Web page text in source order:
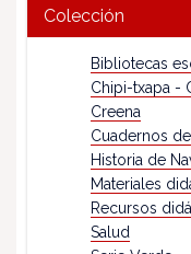
Colección
Bibliotecas
Chipi-txapa -
Creena
Cuadernos
Historia de
Materiales
Recursos
Salud